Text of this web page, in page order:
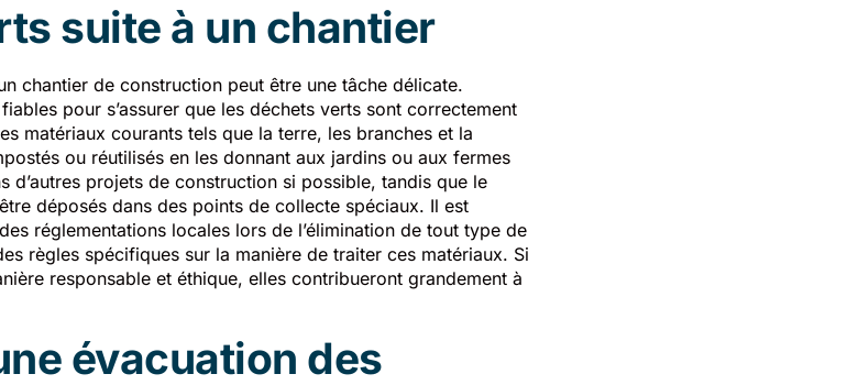
suite à un chantier
chantier de construction peut être une tâche délicate.
pour s’assurer que les déchets verts sont correctement
matériaux courants tels que la terre, les branches et la
ou réutilisés en les donnant aux jardins ou aux fermes
d’autres projets de construction si possible, tandis que le
déposés dans des points de collecte spéciaux. Il est
réglementations locales lors de l’élimination de tout type de
règles spécifiques sur la manière de traiter ces matériaux. Si
responsable et éthique, elles contribueront grandement à
évacuation des